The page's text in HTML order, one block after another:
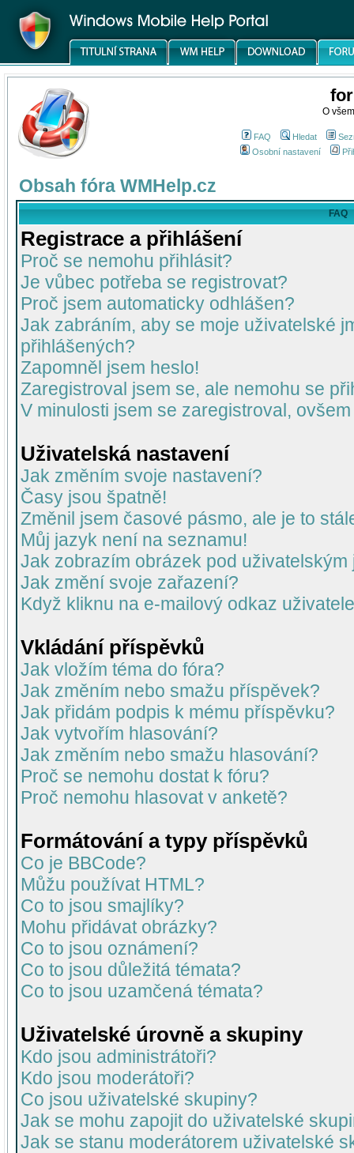
O
FAQ Hledat
Osobní nastavení
Obsah fóra WMHelp.cz
FAQ
Registrace a přihlášení
Proč se nemohu přihlásit?
Je vůbec potřeba se registrovat?
Proč jsem automaticky odhlášen?
Jak zabráním, aby se moje uživatelské
přihlášených?
Zapomněl jsem heslo!
Zaregistroval jsem se, ale nemohu se
V minulosti jsem se zaregistroval,
Uživatelská nastavení
Jak změním svoje nastavení?
Časy jsou špatně!
Změnil jsem časové pásmo, ale je to
Můj jazyk není na seznamu!
Jak zobrazím obrázek pod uživatelským
Jak změní svoje zařazení?
Když kliknu na e-mailový odkaz
Vkládání příspěvků
Jak vložím téma do fóra?
Jak změním nebo smažu příspěvek?
Jak přidám podpis k mému příspěvku?
Jak vytvořím hlasování?
Jak změním nebo smažu hlasování?
Proč se nemohu dostat k fóru?
Proč nemohu hlasovat v anketě?
Formátování a typy příspěvků
Co je BBCode?
Můžu používat HTML?
Co to jsou smajlíky?
Mohu přidávat obrázky?
Co to jsou oznámení?
Co to jsou důležitá témata?
Co to jsou uzamčená témata?
Uživatelské úrovně a skupiny
Kdo jsou administrátoři?
Kdo jsou moderátoři?
Co jsou uživatelské skupiny?
Jak se mohu zapojit do uživatelské
Jak se stanu moderátorem uživatelské